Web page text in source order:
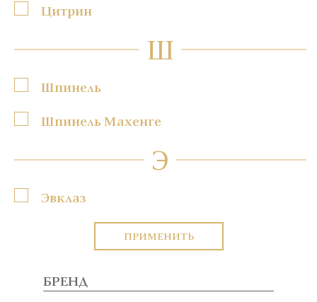
Цитрин
Ш
Шпинель
Шпинель Махенге
Э
Эвклаз
ПРИМЕНИТЬ
БРЕНД